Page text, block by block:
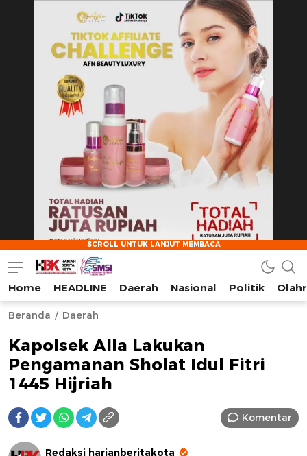
HarianBeritaKota
Mengabarkan Setiap Detil, Sudut, dan Cerita Kota
Home HEADLINE Daerah Nasional Politik
Beranda Daerah
Kapolsek Alla Lakukan
Pengamanan Sholat Idul Fitri
1445 Hijriah
Komentar
Redaksi harianberitakota